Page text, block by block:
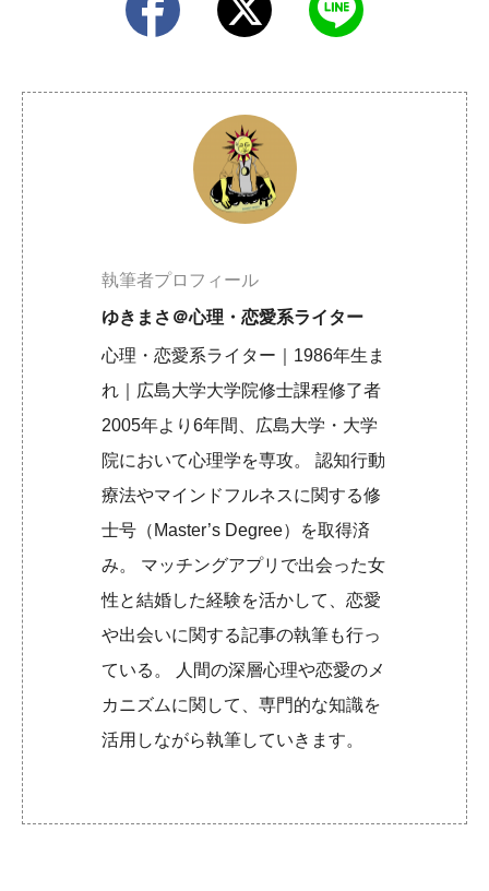
執筆者プロフィール
ゆきまさ＠心理・恋愛系ライター
心理・恋愛系ライター｜1986年生ま
れ｜広島大学大学院修士課程修了者
2005年より6年間、広島大学・大学
院において心理学を専攻。 認知行動
療法やマインドフルネスに関する修
士号（Master’s Degree）を取得済
み。 マッチングアプリで出会った女
性と結婚した経験を活かして、恋愛
や出会いに関する記事の執筆も行っ
ている。 人間の深層心理や恋愛のメ
カニズムに関して、専門的な知識を
活用しながら執筆していきます。